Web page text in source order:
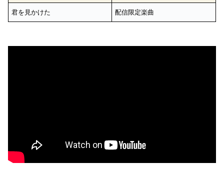
君を見かけた 配信限定楽曲